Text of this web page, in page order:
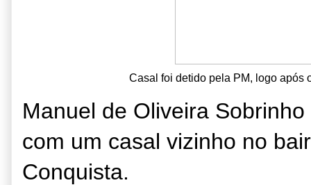
Casal foi detido pela PM, logo após
Manuel de Oliveira
com um casal vizinho no
Conquista.